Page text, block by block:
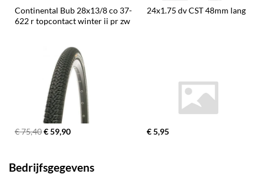
Continental Bub 28x13/8 co 37-
622 r topcontact winter ii pr zw
€ 75,40€ 59,90
24x1.75 dv CST 48mm lang
€ 5,95
Bedrijfsgegevens